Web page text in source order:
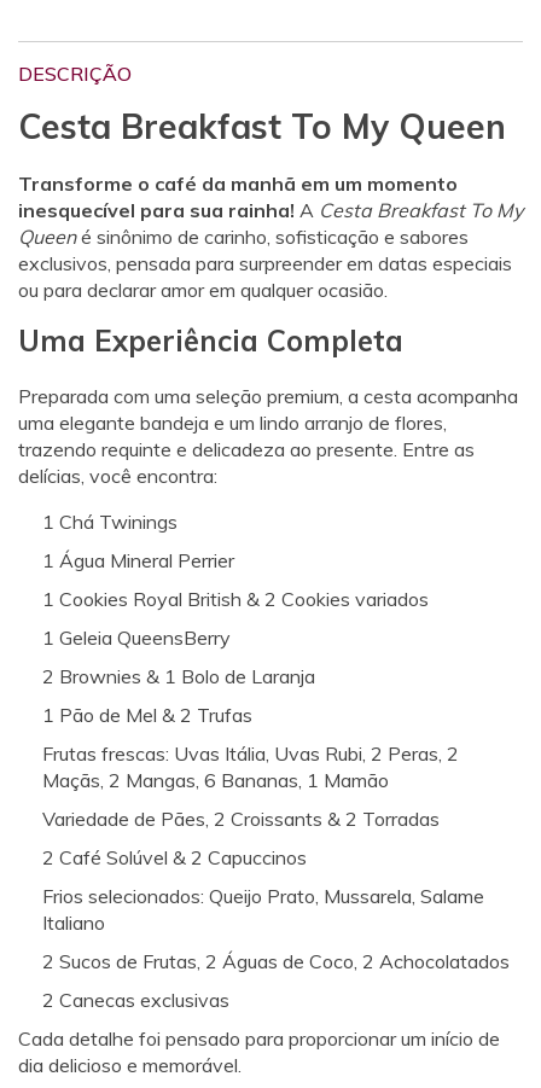
DESCRIÇÃO
Cesta Breakfast To My Queen
Transforme o café da manhã em um momento
inesquecível para sua rainha! A Cesta Breakfast To My
Queené sinônimo de carinho, sofisticação e sabores
exclusivos, pensada para surpreender em datas especiais
ou para declarar amor em qualquer ocasião.
Uma Experiência Completa
Preparada com uma seleção premium, a cesta acompanha
uma elegante bandeja e um lindo arranjo de flores,
trazendo requinte e delicadeza ao presente. Entre as
delícias, você encontra:
1 Chá Twinings
1 Água Mineral Perrier
1 Cookies Royal British & 2 Cookies variados
1 Geleia QueensBerry
2 Brownies & 1 Bolo de Laranja
1 Pão de Mel & 2 Trufas
Frutas frescas: Uvas Itália, Uvas Rubi, 2 Peras, 2
Maçãs, 2 Mangas, 6 Bananas, 1 Mamão
Variedade de Pães, 2 Croissants & 2 Torradas
2 Café Solúvel & 2 Capuccinos
Frios selecionados: Queijo Prato, Mussarela, Salame
Italiano
2 Sucos de Frutas, 2 Águas de Coco, 2 Achocolatados
2 Canecas exclusivas
Cada detalhe foi pensado para proporcionar um início de
dia delicioso e memorável.